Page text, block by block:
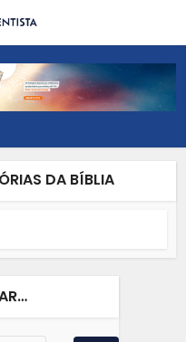
DA BÍBLIA